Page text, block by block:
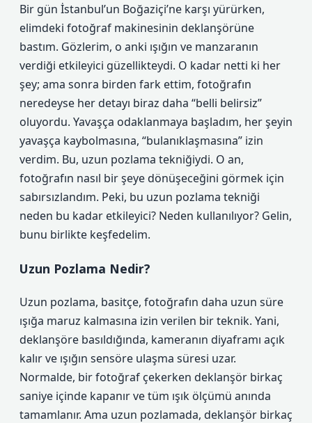
Bir gün İstanbul’un Boğaziçi’ne karşı yürürken,
elimdeki fotoğraf makinesinin deklanşörüne
bastım. Gözlerim, o anki ışığın ve manzaranın
verdiği etkileyici güzellikteydi. O kadar netti ki her
şey; ama sonra birden fark ettim, fotoğrafın
neredeyse her detayı biraz daha “belli belirsiz”
oluyordu. Yavaşça odaklanmaya başladım, her şeyin
yavaşça kaybolmasına, “bulanıklaşmasına” izin
verdim. Bu, uzun pozlama tekniğiydi. O an,
fotoğrafın nasıl bir şeye dönüşeceğini görmek için
sabırsızlandım. Peki, bu uzun pozlama tekniği
neden bu kadar etkileyici? Neden kullanılıyor? Gelin,
bunu birlikte keşfedelim.
Uzun Pozlama Nedir?
Uzun pozlama, basitçe, fotoğrafın daha uzun süre
ışığa maruz kalmasına izin verilen bir teknik. Yani,
deklanşöre basıldığında, kameranın diyaframı açık
kalır ve ışığın sensöre ulaşma süresi uzar.
Normalde, bir fotoğraf çekerken deklanşör birkaç
saniye içinde kapanır ve tüm ışık ölçümü anında
tamamlanır. Ama uzun pozlamada, deklanşör birkaç